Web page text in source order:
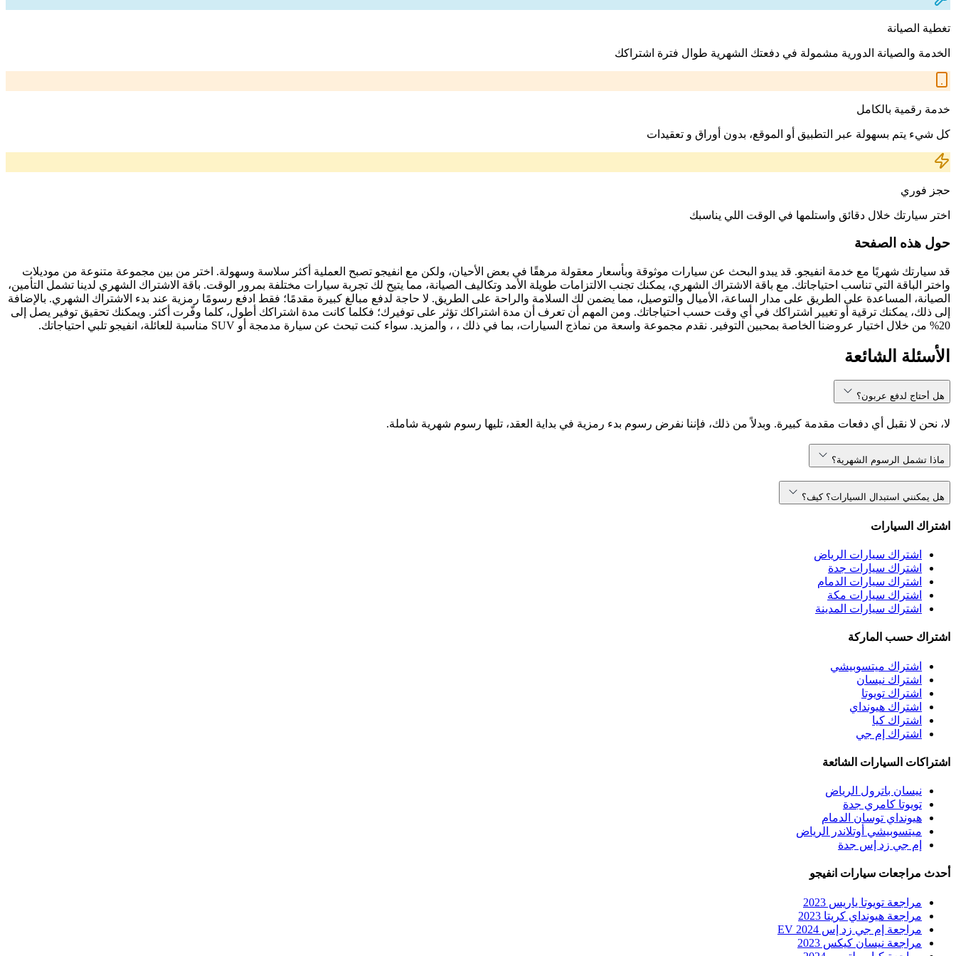
تغطية الصيانة
الخدمة والصيانة الدورية مشمولة في دفعتك الشهرية طوال فترة اشتراكك
خدمة رقمية بالكامل
كل شيء يتم بسهولة عبر التطبيق أو الموقع، بدون أوراق و تعقيدات
حجز فوري
اختر سيارتك خلال دقائق واستلمها في الوقت اللي يناسبك
حول هذه الصفحة
قد سيارتك شهريًا مع خدمة انفيجو. قد يبدو البحث عن سيارات موثوقة وبأسعار معقولة مرهقًا في بعض الأحيان، ولكن مع انفيجو تصبح العملية أكثر سلاسة وسهولة. اختر من بين مجموعة متنوعة من موديلات
واختر الباقة التي تناسب احتياجاتك. مع باقة الاشتراك الشهري، يمكنك تجنب الالتزامات طويلة الأمد وتكاليف الصيانة، مما يتيح لك تجربة سيارات مختلفة بمرور الوقت. باقة الاشتراك الشهري لدينا تشمل التأمين،
الصيانة، المساعدة على الطريق على مدار الساعة، الأميال والتوصيل، مما يضمن لك السلامة والراحة على الطريق. لا حاجة لدفع مبالغ كبيرة مقدمًا؛ فقط ادفع رسومًا رمزية عند بدء الاشتراك الشهري. بالإضافة
إلى ذلك، يمكنك ترقية أو تغيير اشتراكك في أي وقت حسب احتياجاتك. ومن المهم أن تعرف أن مدة اشتراكك تؤثر على توفيرك؛ فكلما كانت مدة اشتراكك أطول، كلما وفّرت أكثر. ويمكنك تحقيق توفير يصل إلى
20% من خلال اختيار عروضنا الخاصة بمحبين التوفير. نقدم مجموعة واسعة من نماذج السيارات، بما في ذلك ، ، والمزيد. سواء كنت تبحث عن سيارة مدمجة أو SUV مناسبة للعائلة، انفيجو تلبي احتياجاتك.
الأسئلة الشائعة
هل أحتاج لدفع عربون؟
لا، نحن لا نقبل أي دفعات مقدمة كبيرة. وبدلاً من ذلك، فإننا نفرض رسوم بدء رمزية في بداية العقد، تليها رسوم شهرية شاملة.
ماذا تشمل الرسوم الشهرية؟
هل يمكنني استبدال السيارات؟ كيف؟
اشتراك السيارات
اشتراك سيارات الرياض
اشتراك سيارات جدة
اشتراك سيارات الدمام
اشتراك سيارات مكة
اشتراك سيارات المدينة
اشتراك حسب الماركة
اشتراك ميتسوبيشي
اشتراك نيسان
اشتراك تويوتا
اشتراك هيونداي
اشتراك كيا
اشتراك إم جي
اشتراكات السيارات الشائعة
نيسان باترول الرياض
تويوتا كامري جدة
هيونداي توسان الدمام
ميتسوبيشي أوتلاندر الرياض
إم جي زد إس جدة
أحدث مراجعات سيارات انفيجو
مراجعة تويوتا ياريس 2023
مراجعة هيونداي كريتا 2023
مراجعة إم جي زد إس EV 2024
مراجعة نيسان كيكس 2023